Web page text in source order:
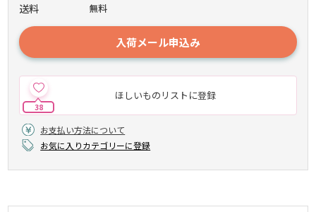
送料 無料
入荷メール申込み
ほしいものリストに登録
38
お支払い方法について
お気に入りカテゴリーに登録